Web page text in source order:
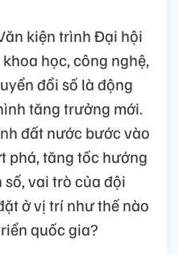
kiện trình Đại hội
học, công nghệ,
đổi số là động
tăng trưởng mới.
đất nước bước vào
phá, tăng tốc hướng
vai trò của đội
ở vị trí như thế nào
quốc gia?